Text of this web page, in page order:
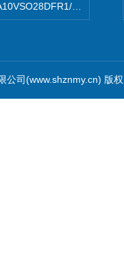
公司(www.shznmy.cn) 版